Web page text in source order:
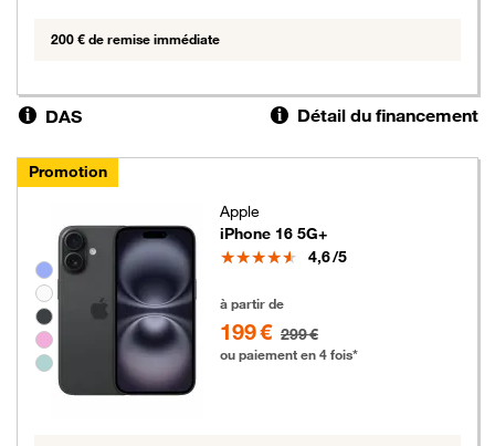
200 € de remise immédiate
DAS Détail du financement
Promotion
Groupe de couleurs disponibles non sélectionnables
Apple
iPhone 16 5G+
Note
4,6/5
à partir de
199 € 299 €
ou paiement en 4 fois*